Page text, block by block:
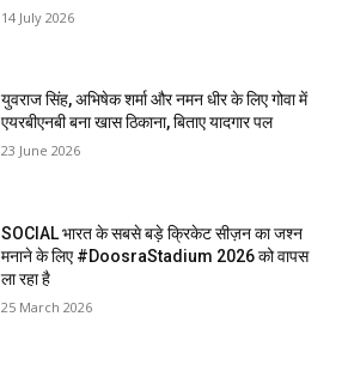
14 July 2026
युवराज सिंह, अभिषेक शर्मा और नमन धीर के लिए गोवा में
एयरबीएनबी बना खास ठिकाना, बिताए यादगार पल
23 June 2026
SOCIAL भारत के सबसे बड़े क्रिकेट सीज़न का जश्न
मनाने के लिए #DoosraStadium 2026 को वापस
ला रहा है
25 March 2026